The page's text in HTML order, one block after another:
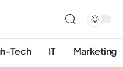
Tech IT Marketing